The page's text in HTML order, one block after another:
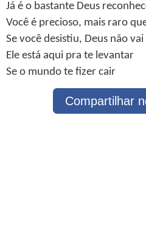
Já é o bastante Deus
Você é precioso, mais raro
Se você desistiu, Deus não
Ele está aqui pra te levantar
Se o mundo te fizer cair
Compartilhar